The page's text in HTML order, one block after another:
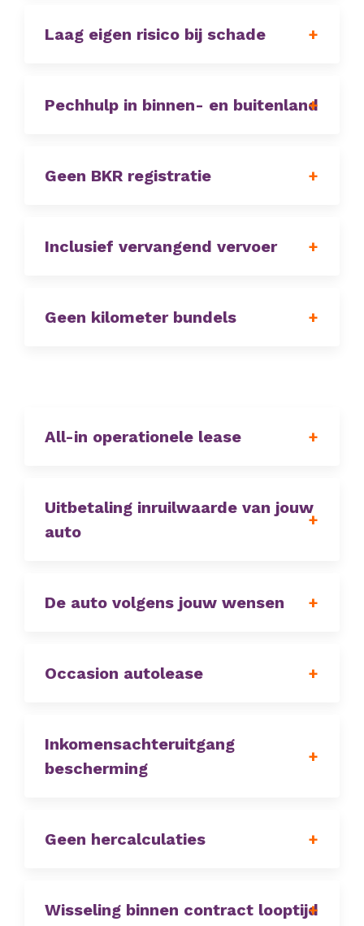
Laag eigen risico bij schade
Pechhulp in binnen- en buitenland
Geen BKR registratie
Inclusief vervangend vervoer
Geen kilometer bundels
All-in operationele lease
Uitbetaling inruilwaarde van jouw
auto
De auto volgens jouw wensen
Occasion autolease
Inkomensachteruitgang
bescherming
Geen hercalculaties
Wisseling binnen contract looptijd